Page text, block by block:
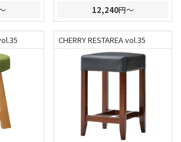
12,240円～
CHERRY RESTAREA vol.35